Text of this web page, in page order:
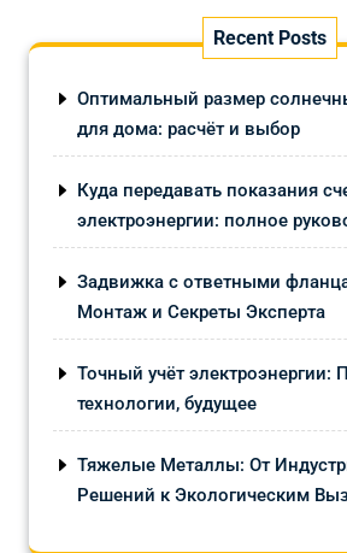
Recent Posts
Оптимальный размер
для дома: расчёт и выбор
Куда передавать показания
электроэнергии: полное
Задвижка с ответными
Монтаж и Секреты Эксперта
Точный учёт электроэнергии:
технологии, будущее
Тяжелые Металлы: От
Решений к Экологическим